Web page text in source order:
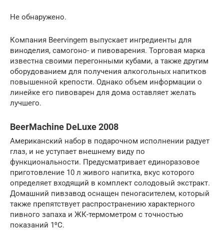
Не обнаружено.
Компания Beervingem выпускает ингредиенты для
виноделия, самогоно- и пивоварения. Торговая марка
известна своими перегонными кубами, а также другим
оборудованием для получения алкогольных напитков
повышенной крепости. Однако объем информации о
линейке его пивоварен для дома оставляет желать
лучшего.
BeerMachine DeLuxe 2008
Американский набор в подарочном исполнении радует
глаз, и не уступает внешнему виду по
функциональности. Предусматривает единоразовое
приготовление 10 л живого напитка, вкус которого
определяет входящий в комплект солодовый экстракт.
Домашний пивзавод оснащен пеногасителем, который
также препятствует распространению характерного
пивного запаха и ЖК-термометром с точностью
показаний 1⁰C.